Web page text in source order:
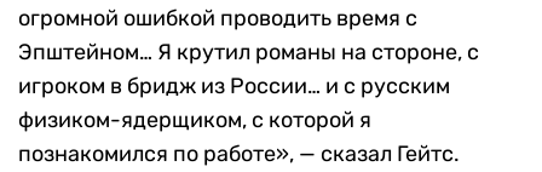
огромной ошибкой проводить время с
Эпштейном… Я крутил романы на стороне, с
игроком в бридж из России… и с русским
физиком-ядерщиком, с которой я
познакомился по работе», — сказал Гейтс.